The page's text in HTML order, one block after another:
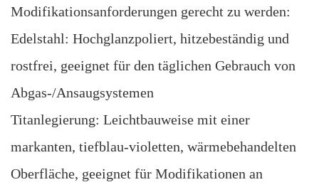
Modifikationsanforderungen gerecht zu werden:
Edelstahl: Hochglanzpoliert, hitzebeständig und
rostfrei, geeignet für den täglichen Gebrauch von
Abgas-/Ansaugsystemen
Titanlegierung: Leichtbauweise mit einer
markanten, tiefblau-violetten, wärmebehandelten
Oberfläche, geeignet für Modifikationen an